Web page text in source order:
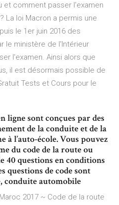
et comment passer l'examen
La loi Macron a permis une
le 1er juin 2016 des
le ministère de l'Intérieur
l'examen. Ainsi alors que
il est désormais possible de
Tests et Cours pour le
ligne sont conçues par des
de la conduite et de la
l’auto-école. Vous pouvez
du code de la route ou
40 questions en conditions
questions de code sont
conduite automobile
2017 ~ Code de la route